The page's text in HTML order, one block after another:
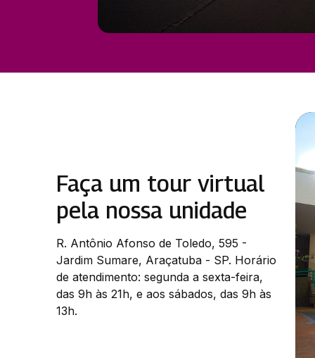
Faça um tour virtual
pela nossa unidade
R. Antônio Afonso de Toledo, 595 -
Jardim Sumare, Araçatuba - SP. Horário
de atendimento: segunda a sexta-feira,
das 9h às 21h, e aos sábados, das 9h às
13h.